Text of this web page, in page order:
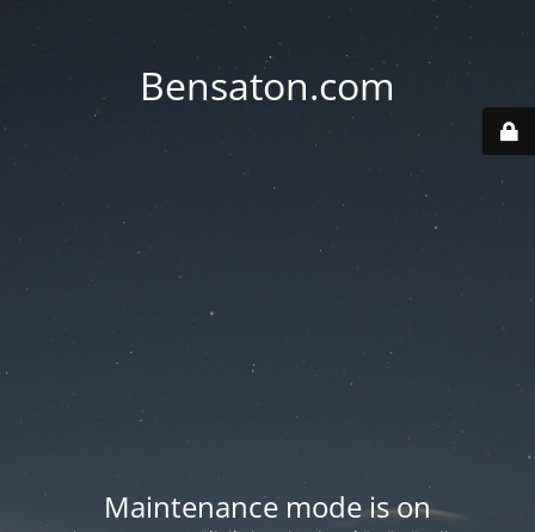
Bensaton.com
Maintenance mode is on